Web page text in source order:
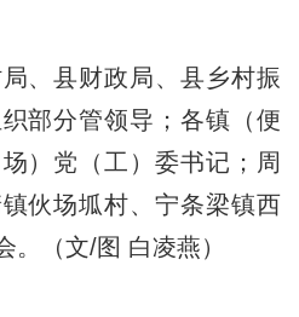
县财政局、县乡村振
部分管领导；各镇（便
）党（工）委书记；周
伙场坬村、宁条梁镇西
。（文/图 白凌燕）